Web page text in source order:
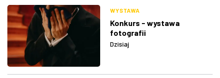
WYSTAWA
Konkurs - wystawa
fotografii
Dzisiaj